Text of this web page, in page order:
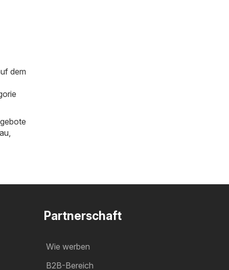
dem
Partnerschaft
Wie werben
B2B-Bereich